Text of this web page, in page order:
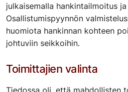
julkaisemalla hankintailmoitus
Osallistumispyynnön
huomiota hankinnan kohteen
johtuviin seikkoihin.
Toimittajien valinta
Tiedossa oli, että mahdollisten